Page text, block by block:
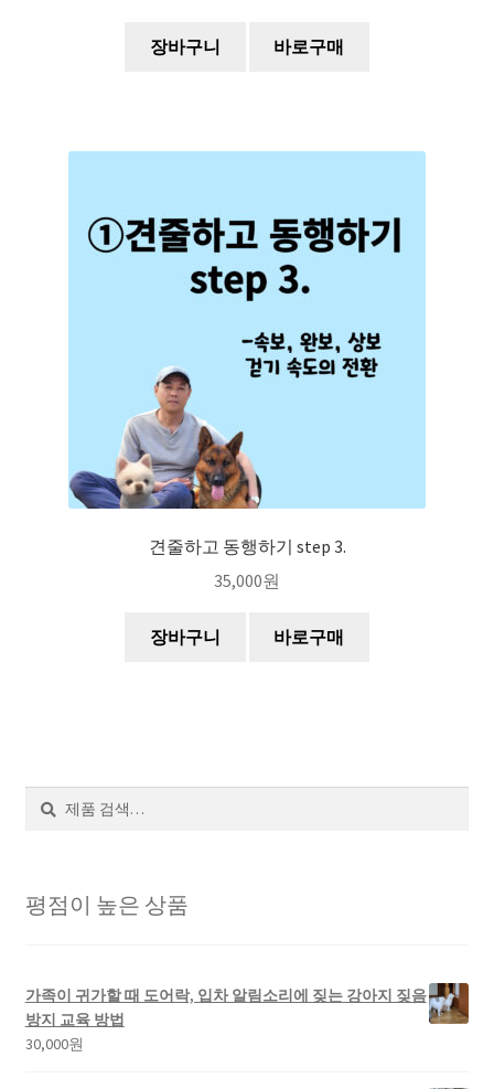
장바구니 바로구매
견줄하고 동행하기 step 3.
35,000원
장바구니 바로구매
평점이 높은 상품
가족이 귀가할 때 도어락, 입차 알림소리에 짖는 강아지 짖음
방지 교육 방법
30,000원